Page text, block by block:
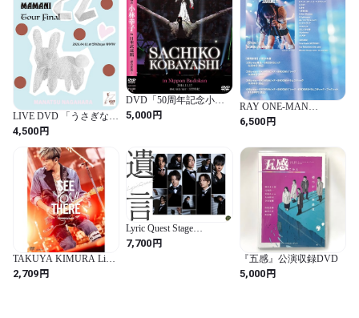
LIVE DVD 「うさぎなる
ままに」Release Tour
Final at 2026.04.01 渋谷Ｗ
ＷＷ
4,500円
DVD「50周年記念小林
幸子in日本武道館」
5,000円
RAY ONE-MAN
SHOW「GROOVE!
GROOVE! GROOVE!」
6,500円
TAKUYA KIMURA Live
Tour 2024 SEE YOU
THERE [初回限定盤]
2,709円
Lyric Quest Stage
Collection 舞台「遺⾔」
Blu-ray
7,700円
『五感』公演収録DVD
5,000円